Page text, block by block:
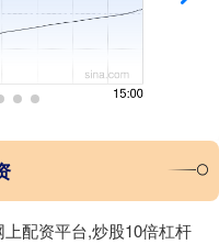
配资平台,炒股10倍杠杆